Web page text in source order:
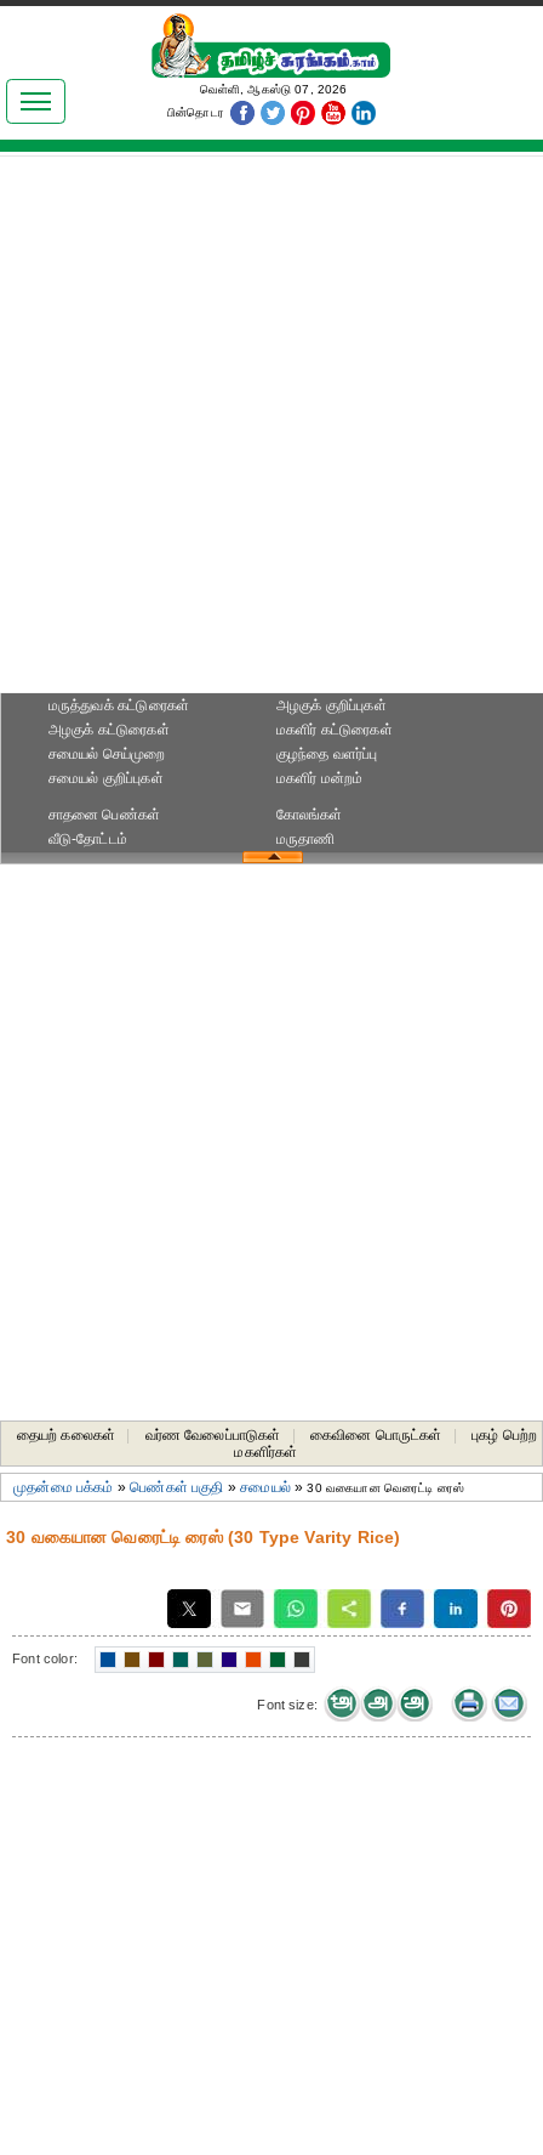
இலக்கியங்கள்
தமிழ் உலகம்
வெள்ளி, ஆகஸ்டு 07, 2026
பின்தொடர
மருத்துவக் கட்டுரைகள்
அழகுக் கட்டுரைகள்
அழகுக் குறிப்புகள்
மகளிர் கட்டுரைகள்
சமையல் செய்முறை
சமையல் குறிப்புகள்
குழந்தை வளர்ப்பு
மகளிர் மன்றம்
சாதனை பெண்கள்
வீடு-தோட்டம்
கோலங்கள்
மருதாணி
தையற் கலைகள் வர்ண வேலைப்பாடுகள் கைவினை பொருட்கள்
புகழ் பெற்ற
மகளிர்கள்
முதன்மை பக்கம் »பெண்கள் பகுதி »சமையல்»30 வகையான வெரைட்டி ரைஸ்
30 வகையான வெரைட்டி ரைஸ் (30 Type Varity Rice)
Font color:
Font size: